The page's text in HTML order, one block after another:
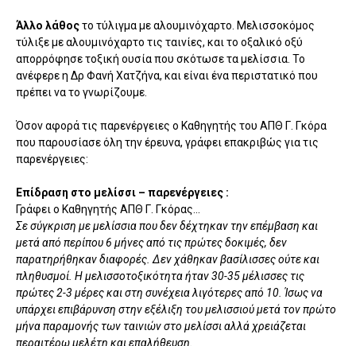
Άλλο λάθοςτο τύλιγμα με αλουμινόχαρτο. Μελισσοκόμος
τύλιξε με αλουμινόχαρτο τις ταινίες, και το οξαλικό οξύ
απορρόφησε τοξική ουσία που σκότωσε τα μελίσσια. Το
ανέφερε η Δρ Φανή Χατζήνα, και είναι ένα περιστατικό που
πρέπει να το γνωρίζουμε.
Όσον αφορά τις παρενέργειες ο Καθηγητής του ΑΠΘ Γ. Γκόρα
που παρουσίασε όλη την έρευνα, γράφει επακριβώς για τις
παρενέργειες:
Επίδραση στο μελίσσι – παρενέργειες :
Γράφει ο Καθηγητής ΑΠΘ Γ. Γκόρας...
Σε σύγκριση με μελίσσια που δεν δέχτηκαν την επέμβαση και
μετά από περίπου 6 μήνες από τις πρώτες δοκιμές, δεν
παρατηρήθηκαν διαφορές. Δεν χάθηκαν βασίλισσες ούτε και
πληθυσμοί. Η μελισσοτοξικότητα ήταν 30-35 μέλισσες τις
πρώτες 2-3 μέρες και στη συνέχεια λιγότερες από 10. Ίσως να
υπάρχει επιβάρυνση στην εξέλιξη του μελισσιού μετά τον πρώτο
μήνα παραμονής των ταινιών στο μελίσσι αλλά χρειάζεται
περαιτέρω μελέτη και επαλήθευση.